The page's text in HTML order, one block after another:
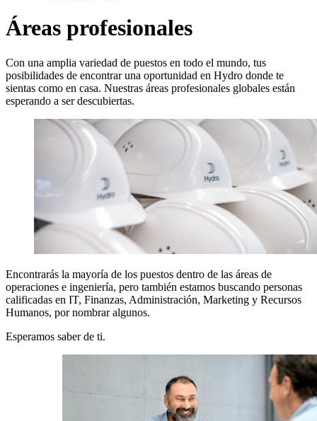
Áreas profesionales
Con una amplia variedad de puestos en todo el mundo, tus
posibilidades de encontrar una oportunidad en Hydro donde te
sientas como en casa. Nuestras áreas profesionales globales están
esperando a ser descubiertas.
Encontrarás la mayoría de los puestos dentro de las áreas de
operaciones e ingeniería, pero también estamos buscando personas
calificadas en IT, Finanzas, Administración, Marketing y Recursos
Humanos, por nombrar algunos.
Esperamos saber de ti.